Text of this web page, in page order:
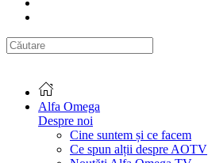
Alfa Omega
Despre noi
Cine suntem și ce facem
Ce spun alții despre AOTV